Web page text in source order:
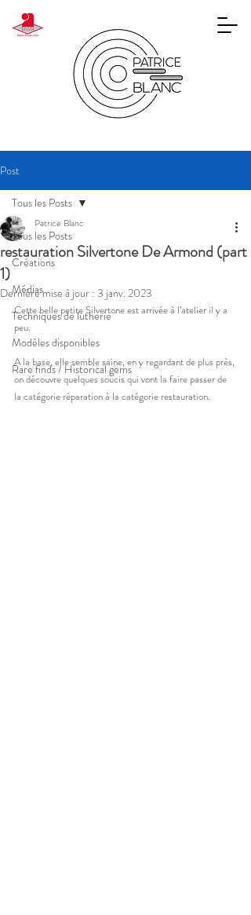
Post
Tous les Posts
Créations
Médias
Techniques de lutherie
Modèles disponibles
Rare finds / Historical gems
Tous les Posts
restauration Silvertone De Armond (part
1)
Patrice Blanc
Dernière mise à jour : 3 janv. 2023
Cette belle petite Silvertone est arrivée à l’atelier il y a
peu.
A la base, elle semble saine, en y regardant de plus près,
on découvre quelques soucis qui vont la faire passer de
la catégorie réparation à la catégorie restauration.